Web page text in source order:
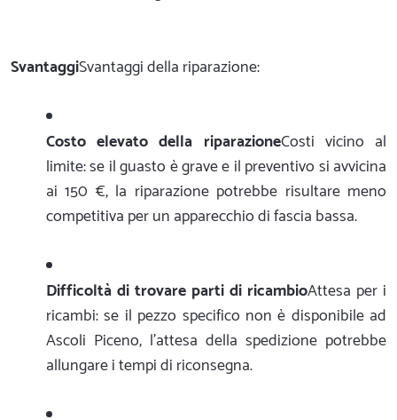
SvantaggiSvantaggi della riparazione:
Costo elevato della riparazioneCosti vicino al
limite: se il guasto è grave e il preventivo si avvicina
ai 150 €, la riparazione potrebbe risultare meno
competitiva per un apparecchio di fascia bassa.
Difficoltà di trovare parti di ricambioAttesa per i
ricambi: se il pezzo specifico non è disponibile ad
Ascoli Piceno, l'attesa della spedizione potrebbe
allungare i tempi di riconsegna.